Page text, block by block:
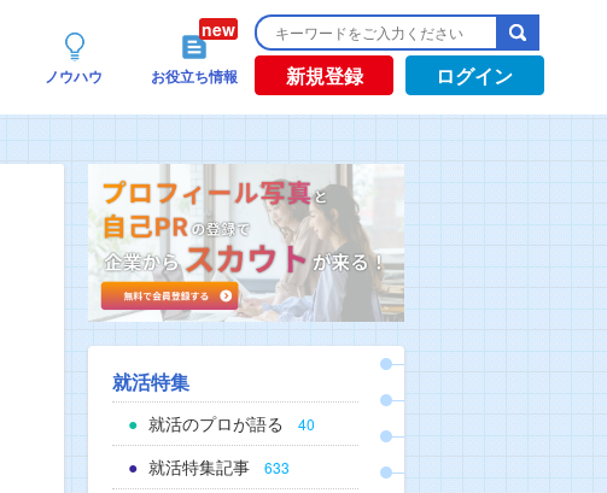
ノウハウ お役立ち情報 新規登録 ログイン
就活特集
就活のプロが語る 40
就活特集記事 633